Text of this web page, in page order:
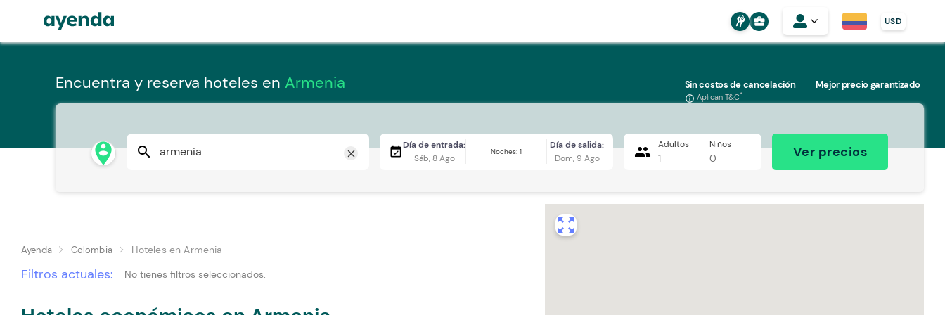
business_center USD
Encuentra y reserva hoteles en Armenia Sin costos de cancelación
info_outline Aplican T&C*
Mejor precio garantizado
person_pin_circle search close event_availableDía de entrada:
Sáb, 8 Ago
Noches: 1
Día de salida:
Dom, 9 Ago
people Adultos
1
Niños
0 Ver precios
Ayenda Colombia Hoteles en Armenia
Filtros actuales: No tienes filtros seleccionados.
zoom_out_map